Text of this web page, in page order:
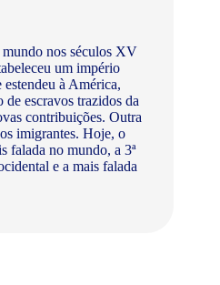
nos séculos XV
um império
à América,
escravos trazidos da
contribuições. Outra
imigrantes. Hoje, o
falada no mundo, a 3ª
e a mais falada